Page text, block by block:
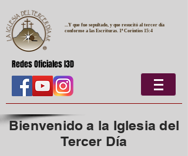
...Y que fue sepultado, y que resucitó al tercer día
conforme a las Escrituras. 1ª Corintios 15:4
Redes Oficiales I3D
Bienvenido a la Iglesia del
Tercer Día